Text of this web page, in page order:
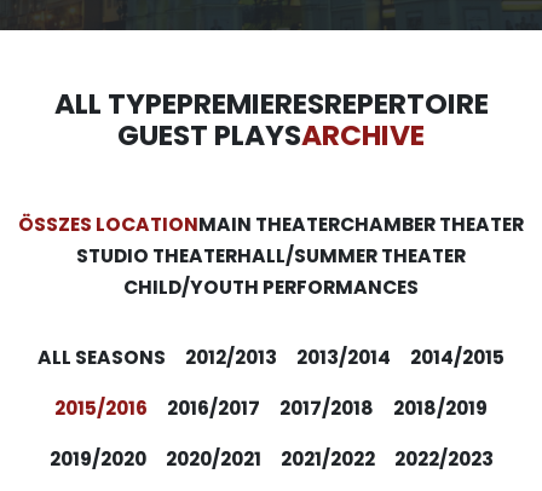
ALL TYPEPREMIERESREPERTOIRE
GUEST PLAYSARCHIVE
ÖSSZES LOCATIONMAIN THEATERCHAMBER THEATER
STUDIO THEATERHALL/SUMMER THEATER
CHILD/YOUTH PERFORMANCES
ALL SEASONS 2012/2013 2013/2014
2014/2015
2015/2016
2016/2017 2017/2018
2018/2019
2019/2020
2020/2021 2021/2022
2022/2023